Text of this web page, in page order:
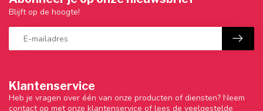
Klantenservice
Heb je vragen over één van onze producten of diensten? Neem
contact op met onze klantenservice of lees de veelgestelde
Blijft op de hoogte!